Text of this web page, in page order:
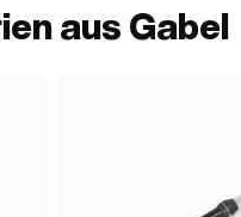
aus Gabel